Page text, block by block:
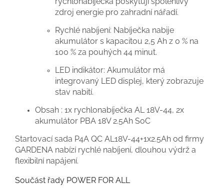
zdroj energie pro zahradní nářadí.
Rychlé nabíjení: Nabíječka nabije
akumulátor s kapacitou 2,5 Ah z 0 % na
100 % za pouhých 44 minut.
LED indikátor: Akumulátor má
integrovaný LED displej, který zobrazuje
stav nabití.
Obsah : 1x rychlonabíječka AL 18V-44, 2x
akumulátor PBA 18V 2.5Ah SoC
Startovací sada P4A QC AL18V-44+1x2.5Ah od firmy
GARDENA nabízí rychlé nabíjení, dlouhou výdrž a
flexibilní napájení.
Součást řady POWER FOR ALL